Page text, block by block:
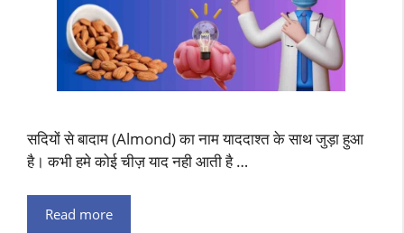
सदियों से बादाम (Almond) का नाम याददाश्त के साथ जुड़ा हुआ
है। कभी हमे कोई चीज़ याद नही आती है …
Read more